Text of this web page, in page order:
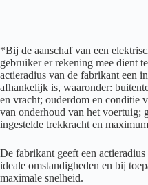
*Bij de aanschaf van een
gebruiker er rekening mee dient
actieradius van de fabrikant een
afhankelijk is, waaronder:
en vracht; ouderdom en conditie
van onderhoud van het voertuig;
ingestelde trekkracht en
De fabrikant geeft een
ideale omstandigheden en bij
maximale snelheid.